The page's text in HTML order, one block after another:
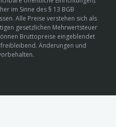
im Sinne des § 13 BGB
Alle Preise verstehen sich als
gesetzlichen Mehrwertsteuer
Bruttopreise eingeblendet
Änderungen und